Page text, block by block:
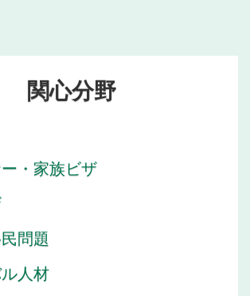
関心分野
・家族ビザ
問題
人材